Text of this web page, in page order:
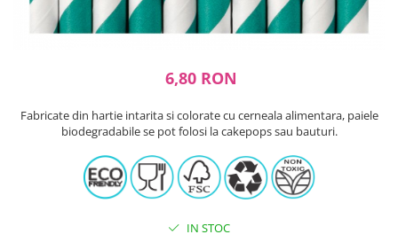
Candybar - Catering
Alte ambalaje
Decoratiuni din ciocolata
Printuri Comestibile
6,80 RON
Fabricate din hartie intarita si colorate cu cerneala alimentara, paiele
biodegradabile se pot folosi la cakepops sau bauturi.
IN STOC